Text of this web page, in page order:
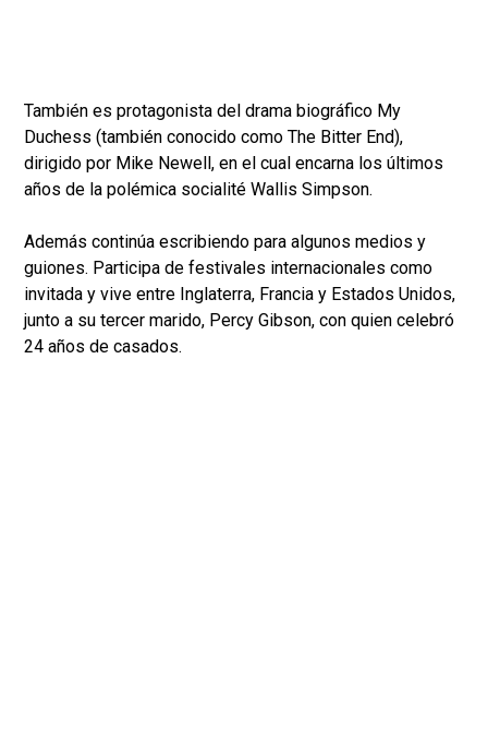
También es protagonista del drama biográfico My
Duchess (también conocido como The Bitter End),
dirigido por Mike Newell, en el cual encarna los últimos
años de la polémica socialité Wallis Simpson.
Además continúa escribiendo para algunos medios y
guiones. Participa de festivales internacionales como
invitada y vive entre Inglaterra, Francia y Estados Unidos,
junto a su tercer marido, Percy Gibson, con quien celebró
24 años de casados.